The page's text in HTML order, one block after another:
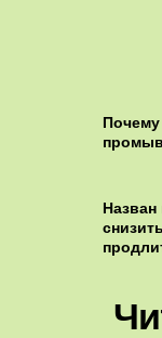
Почему
Назван